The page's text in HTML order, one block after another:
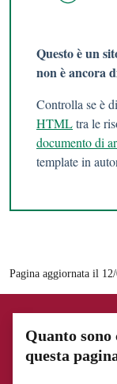
Questo è un
non è ancora
Controlla se è
HTMLtra le
documento di
template in
Pagina aggiornata il
Quanto
questa